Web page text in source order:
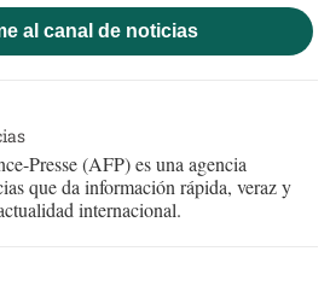
al canal de noticias
Presse (AFP) es una agencia
que da información rápida, veraz y
internacional.